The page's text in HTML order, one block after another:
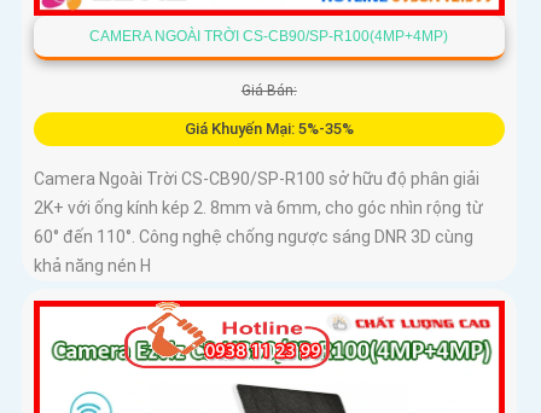
CAMERA NGOÀI TRỜI CS-CB90/SP-R100(4MP+4MP)
Giá Bán:
Giá Khuyến Mại: 5%-35%
Camera Ngoài Trời CS-CB90/SP-R100 sở hữu độ phân giải
2K+ với ống kính kép 2. 8mm và 6mm, cho góc nhìn rộng từ
60° đến 110°. Công nghệ chống ngược sáng DNR 3D cùng
khả năng nén H